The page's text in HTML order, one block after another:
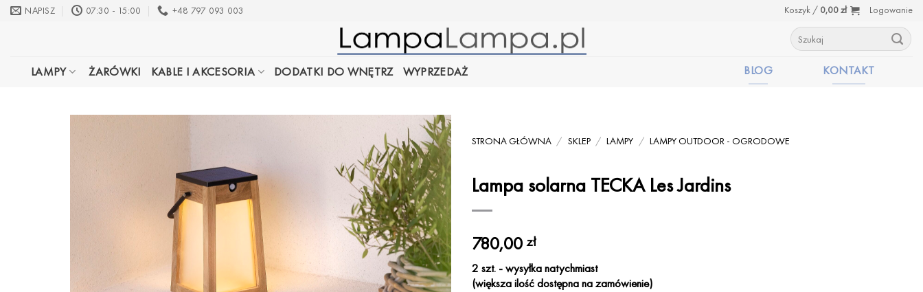
PrzewińNAPISZ 07:30 - 15:00 +48 797 093 003 Koszyk / 0,00zł
Logowanie
Szukaj:
LAMPY ŻARÓWKI KABLE I AKCESORIA DODATKI DO WNĘTRZ WYPRZEDAŻ BLOG KONTAKT
STRONA GŁÓWNA / SKLEP / LAMPY / LAMPY OUTDOOR - OGRODOWE
Lampa solarna TECKA Les Jardins
780,00zł
2 szt. - wysyłka natychmiast
(większa ilość dostępna na zamówienie)